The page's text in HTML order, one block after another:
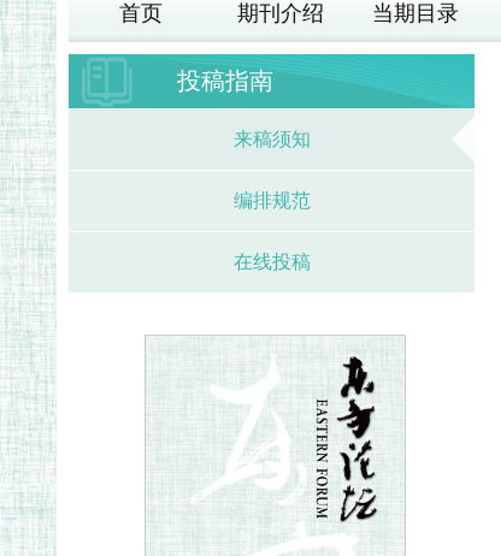
首页 期刊介绍 当期目录
投稿指南
来稿须知
编排规范
在线投稿